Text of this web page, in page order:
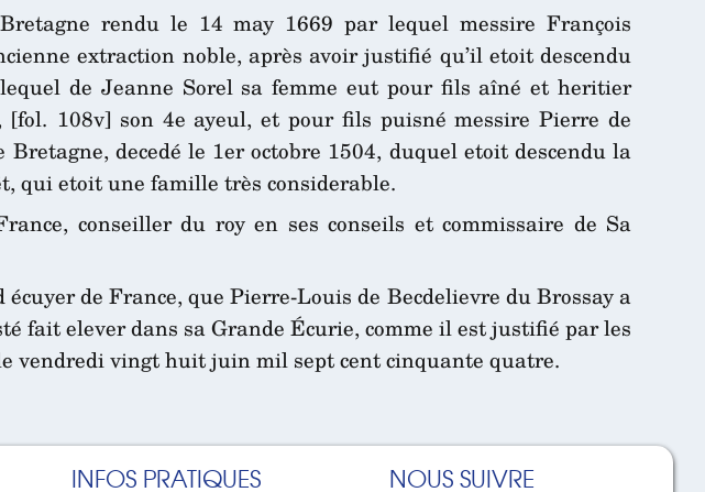
rendu le 14 may 1669 par lequel messire François
extraction noble, après avoir justifié qu’il etoit descendu
de Jeanne Sorel sa femme eut pour fils aîné et heritier
108v] son 4e ayeul, et pour fils puisné messire Pierre de
decedé le 1er octobre 1504, duquel etoit descendu la
qui etoit une famille très considerable.
conseiller du roy en ses conseils et commissaire de Sa
de France, que Pierre-Louis de Becdelievre du Brossay a
fait elever dans sa Grande Écurie, comme il est justifié par les
vendredi vingt huit juin mil sept cent cinquante quatre.
INFOS PRATIQUES NOUS SUIVRE